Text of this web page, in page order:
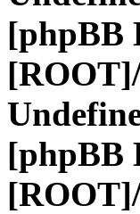
[phpBB
[phpBB